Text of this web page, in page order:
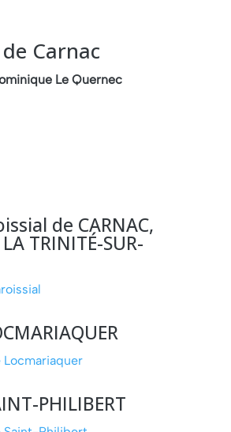
Carnac
Le Quernec
de CARNAC,
TRINITÉ-SUR-
Locmariaquer
PHILIBERT